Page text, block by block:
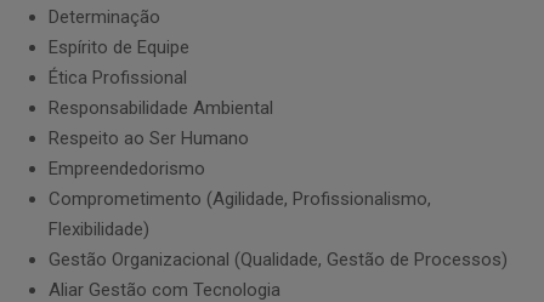
Determinação
Espírito de Equipe
Ética Profissional
Responsabilidade Ambiental
Respeito ao Ser Humano
Empreendedorismo
Comprometimento (Agilidade, Profissionalismo,
Flexibilidade)
Gestão Organizacional (Qualidade, Gestão de Processos)
Aliar Gestão com Tecnologia